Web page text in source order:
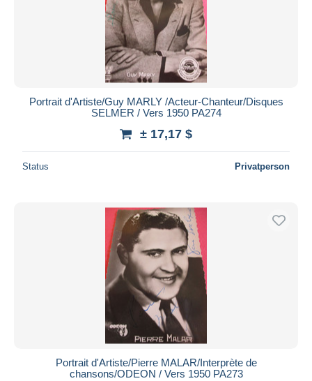
Portrait d'Artiste/Guy MARLY /Acteur-Chanteur/Disques
SELMER / Vers 1950 PA274
± 17,17 $
Status Privatperson
Portrait d'Artiste/Pierre MALAR/Interprète de
chansons/ODEON / Vers 1950 PA273